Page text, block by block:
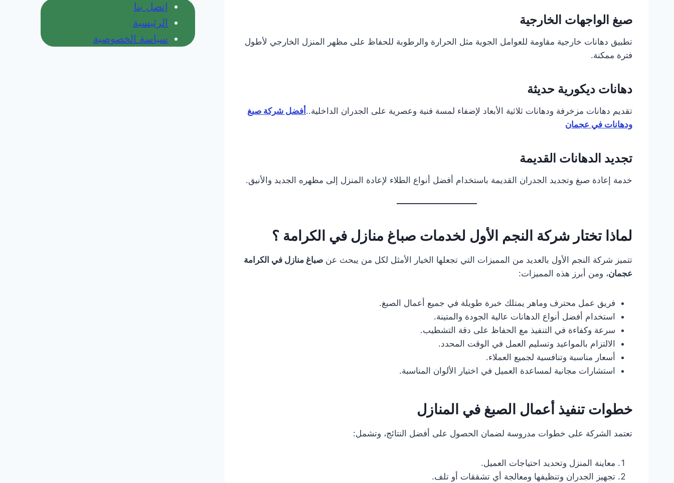
صبغ الواجهات الخارجية
تطبيق دهانات خارجية مقاومة للعوامل الجوية مثل الحرارة والرطوبة للحفاظ على مظهر المنزل الخارجي لأطول
فترة ممكنة.
دهانات ديكورية حديثة
تقديم دهانات مزخرفة ودهانات ثلاثية الأبعاد لإضفاء لمسة فنية وعصرية على الجدران الداخلية..أفضل شركة صبغ
ودهانات في عجمان
تجديد الدهانات القديمة
خدمة إعادة صبغ وتجديد الجدران القديمة باستخدام أفضل أنواع الطلاء لإعادة المنزل إلى مظهره الجديد والأنيق.
لماذا تختار شركة النجم الأول لخدمات صباغ منازل في الكرامة ؟
تتميز شركة النجم الأول بالعديد من المميزات التي تجعلها الخيار الأمثل لكل من يبحث عنصباغ منازل في الكرامة
عجمان، ومن أبرز هذه المميزات:
فريق عمل محترف وماهر يمتلك خبرة طويلة في جميع أعمال الصبغ.
استخدام أفضل أنواع الدهانات عالية الجودة والمتينة.
سرعة وكفاءة في التنفيذ مع الحفاظ على دقة التشطيب.
الالتزام بالمواعيد وتسليم العمل في الوقت المحدد.
أسعار مناسبة وتنافسية لجميع العملاء.
استشارات مجانية لمساعدة العميل في اختيار الألوان المناسبة.
خطوات تنفيذ أعمال الصبغ في المنازل
تعتمد الشركة على خطوات مدروسة لضمان الحصول على أفضل النتائج، وتشمل:
معاينة المنزل وتحديد احتياجات العميل.
تجهيز الجدران وتنظيفها ومعالجة أي تشققات أو تلف.
إتصل بنا
الرئيسية
سياسة الخصوصية